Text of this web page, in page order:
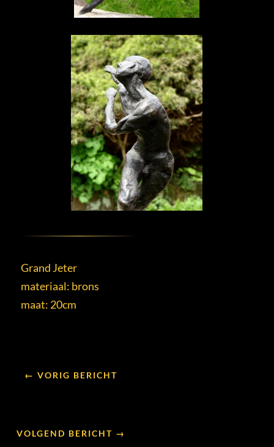
Grand Jeter
materiaal: brons
maat: 20cm
← VORIG BERICHT
VOLGEND BERICHT →